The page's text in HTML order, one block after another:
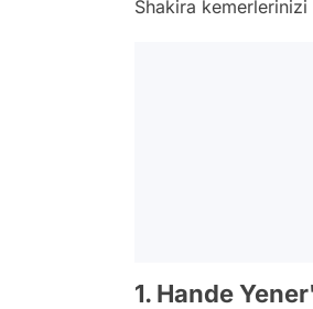
Shakira kemerlerinizi
1. Hande